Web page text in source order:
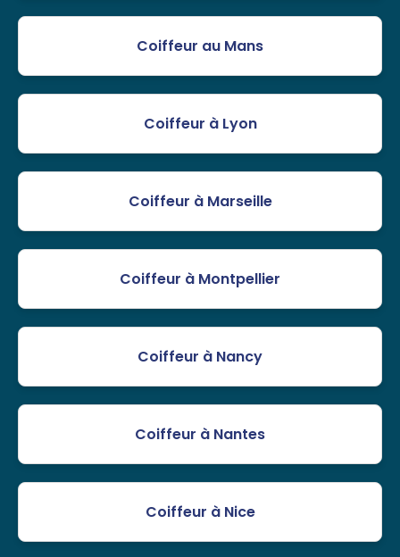
Coiffeur au Mans
Coiffeur à Lyon
Coiffeur à Marseille
Coiffeur à Montpellier
Coiffeur à Nancy
Coiffeur à Nantes
Coiffeur à Nice